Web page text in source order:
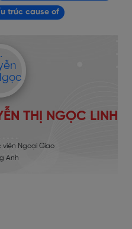
trúc cause of
THỊ NGỌC LINH
viện Ngoại Giao
Anh